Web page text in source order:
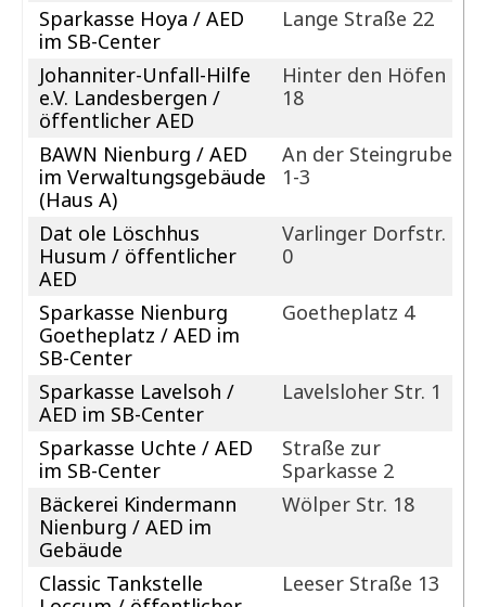
Sparkasse Hoya / AED
im SB-Center
Lange Straße 22
Johanniter-Unfall-Hilfe
e.V. Landesbergen /
öffentlicher AED
Hinter den Höfen
18
BAWN Nienburg / AED
im Verwaltungsgebäude
(Haus A)
An der Steingrube
1-3
Dat ole Löschhus
Husum / öffentlicher
AED
Varlinger Dorfstr.
0
Sparkasse Nienburg
Goetheplatz / AED im
SB-Center
Goetheplatz 4
Sparkasse Lavelsoh /
AED im SB-Center
Lavelsloher Str. 1
Sparkasse Uchte / AED
im SB-Center
Straße zur
Sparkasse 2
Bäckerei Kindermann
Nienburg / AED im
Gebäude
Wölper Str. 18
Classic Tankstelle
Leeser Straße 13